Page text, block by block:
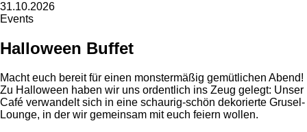
31.10.2026
Events
Halloween Buffet
Macht euch bereit für einen monstermäßig gemütlichen Abend!
Zu Halloween haben wir uns ordentlich ins Zeug gelegt: Unser
Café verwandelt sich in eine schaurig-schön dekorierte Grusel-
Lounge, in der wir gemeinsam mit euch feiern wollen.